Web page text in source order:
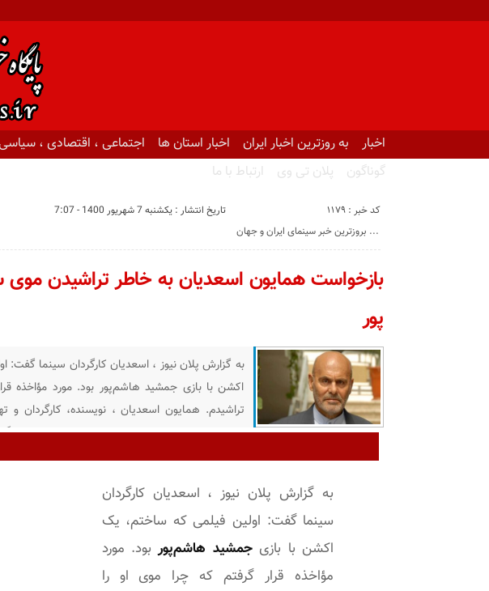
اخبار به روزترین اخبار ایران اخبار استان ها اجتماعی ، اقتصادی ،
گوناگون
پلان تی وی ارتباط با ما
کد خبر : 1179
تاریخ انتشار : یکشنبه 7 شهریور 1400 - 7:07
بروزترین خبر سینمای ایران و جهان ...
بازخواست همایون اسعدیان به خاطر تراشیدن
پور
به گزارش پلان نیوز ، اسعدیان کارگردان سینما
اکشن با بازی جمشید هاشم‌پور بود. مورد مؤاخذه
تراشیدم. همایون اسعدیان ، نویسنده، کارگردان و
« پرانتز باز » درباره جای خالی ژانر در سینمای
به گزارش پلان نیوز ، اسعدیان کارگردان
سینما گفت: اولین فیلمی که ساختم، یک
اکشن با بازیجمشید هاشم‌پوربود. مورد
مؤاخذه قرار گرفتم که چرا موی او را